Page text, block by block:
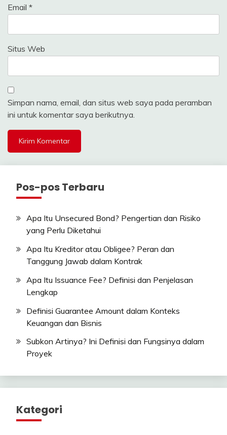
Email *
Situs Web
Simpan nama, email, dan situs web saya pada peramban
ini untuk komentar saya berikutnya.
Pos-pos Terbaru
Apa Itu Unsecured Bond? Pengertian dan Risiko
yang Perlu Diketahui
Apa Itu Kreditor atau Obligee? Peran dan
Tanggung Jawab dalam Kontrak
Apa Itu Issuance Fee? Definisi dan Penjelasan
Lengkap
Definisi Guarantee Amount dalam Konteks
Keuangan dan Bisnis
Subkon Artinya? Ini Definisi dan Fungsinya dalam
Proyek
Kategori